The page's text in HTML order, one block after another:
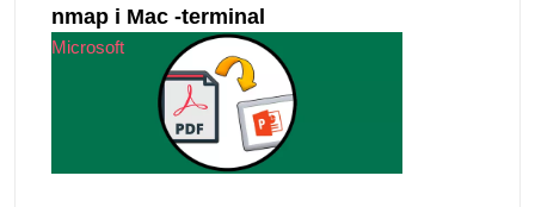
nmap i Mac -terminal
Microsoft